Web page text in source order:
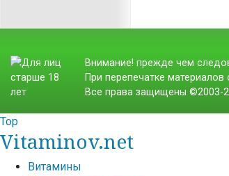
Внимание! прежде чем
При перепечатке материалов
Все права защищены ©2003-
Top
Vitaminov.net
Витамины